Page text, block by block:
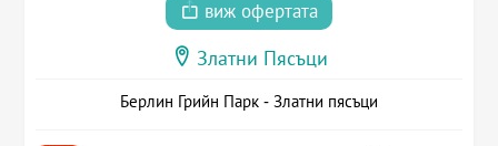
виж офертата
Златни Пясъци
Берлин Грийн Парк - Златни пясъци